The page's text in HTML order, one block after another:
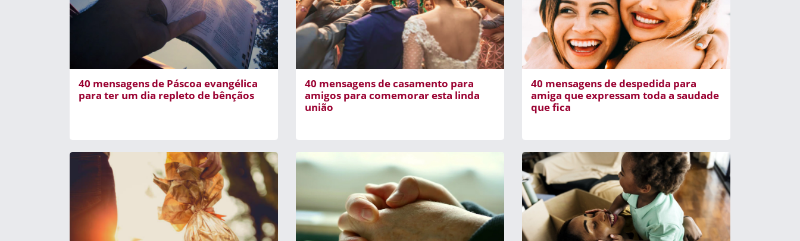
40 mensagens de Páscoa evangélica
para ter um dia repleto de bênçãos
40 mensagens de casamento para
amigos para comemorar esta linda
união
40 mensagens de despedida para
amiga que expressam toda a saudade
que fica